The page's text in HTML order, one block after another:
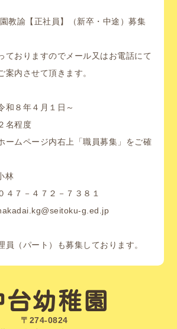
教諭【正社員】（新卒・中途）募集
ておりますのでメール又はお電話にて
案内させて頂きます。
８年４月１日～
名程度
ページ内右上「職員募集」をご確
林
－４７２－７３８１
g.ed.jp
（パート）も募集しております。
台幼稚園
〒274-0824